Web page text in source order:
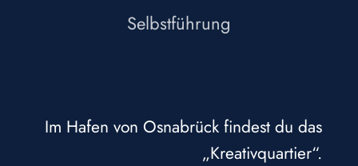
Selbstführung
Im Hafen von Osnabrück findest du das
„Kreativquartier“.